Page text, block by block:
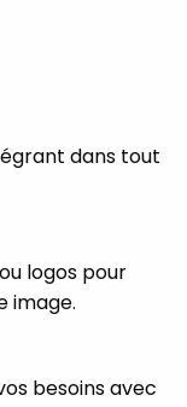
dans tout
logos pour
image.
besoins avec